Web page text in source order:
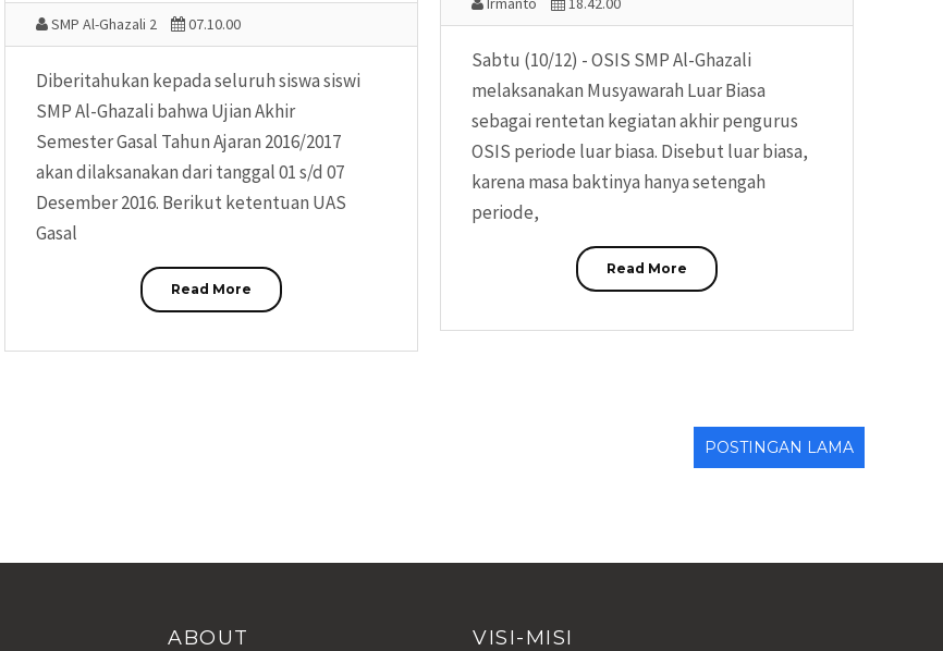
Sabtu (10/12) - OSIS SMP Al-Ghazali
melaksanakan Musyawarah Luar Biasa
sebagai rentetan kegiatan akhir pengurus
OSIS periode luar biasa. Disebut luar biasa,
karena masa baktinya hanya setengah
periode,
Read More
SMP Al-Ghazali 2 07.10.00
Diberitahukan kepada seluruh siswa siswi
SMP Al-Ghazali bahwa Ujian Akhir
Semester Gasal Tahun Ajaran 2016/2017
akan dilaksanakan dari tanggal 01 s/d 07
Desember 2016. Berikut ketentuan UAS
Gasal
Read More
POSTINGAN LAMA
ABOUT VISI-MISI